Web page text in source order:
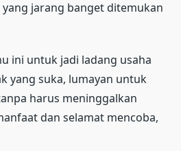
jarang banget ditemukan
ini untuk jadi ladang usaha
yang suka, lumayan untuk
harus meninggalkan
dan selamat mencoba,